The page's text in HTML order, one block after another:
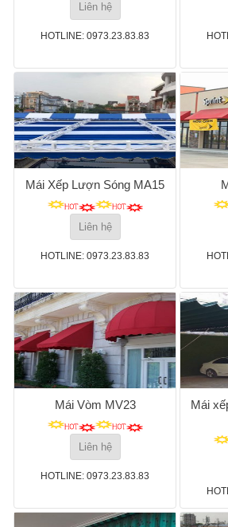
Liên hệ
HOTLINE: 0973.23.83.83
Mái Xếp Lượn Sóng MA15
Liên hệ
HOTLINE: 0973.23.83.83
Mái Vòm MV23
Liên hệ
HOTLINE: 0973.23.83.83
Mái